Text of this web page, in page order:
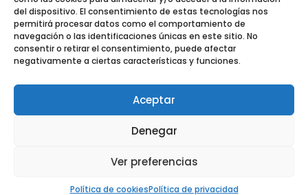
del dispositivo. El consentimiento de estas tecnologías nos
permitirá procesar datos como el comportamiento de
navegación o las identificaciones únicas en este sitio. No
consentir o retirar el consentimiento, puede afectar
negativamente a ciertas características y funciones.
Aceptar
Denegar
Ver preferencias
Política de cookiesPolítica de privacidad
Teléfono: +34 916 43 91 88
Correo electrónico: info@tonerurgente.com
© Copyright - Tonerurgente All Rights Reserved.
no se completará ningún pedido.Descartar